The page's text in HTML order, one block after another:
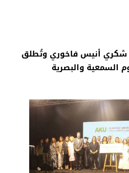
شكري أنيس فاخوري وتُطلق
السمعية والبصرية